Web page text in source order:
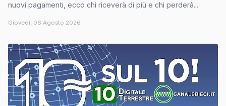
nuovi pagamenti, ecco chi riceverà di più e chi perderà...
Giovedì, 06 Agosto 2026